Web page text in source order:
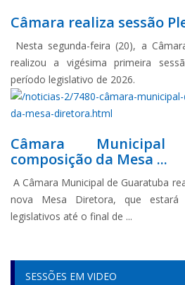
Câmara realiza sessão
Nesta segunda-feira (20), a
realizou a vigésima primeira
período legislativo de 2026.
Câmara
composição da Mesa ...
A Câmara Municipal de Guaratuba
nova Mesa Diretora, que
legislativos até o final de ...
SESSÕES EM VIDEO